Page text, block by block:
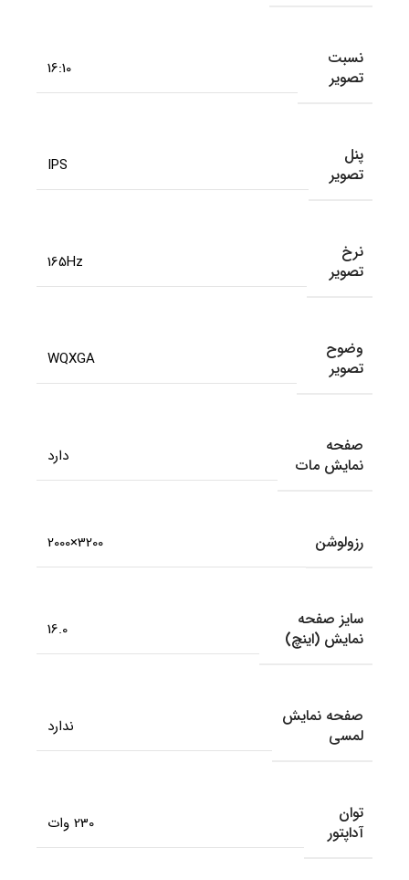
نسبت
تصویر
16:10
پنل
تصویر
IPS
نرخ
تصویر
165Hz
وضوح
تصویر
WQXGA
صفحه
نمایش مات
دارد
رزولوشن 3200×2000
سایز صفحه
نمایش (اینچ)
16.0
صفحه نمایش
لمسی
ندارد
توان
آداپتور
230 وات